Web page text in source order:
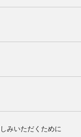
みいただくために